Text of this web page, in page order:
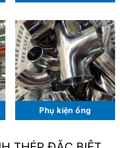
Phụ kiện ống